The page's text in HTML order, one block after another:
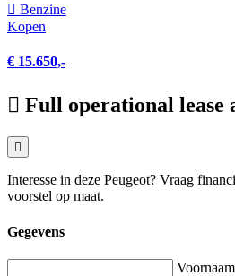
Benzine
Kopen
€ 15.650,-
Full operational lease
Interesse in deze Peugeot? Vraag
voorstel op maat.
Gegevens
Voornaam